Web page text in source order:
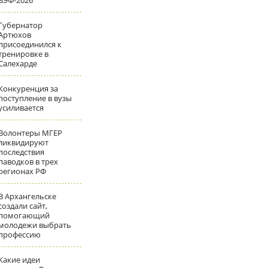
к
в
за
в вузы
МГЕР
в трех
РФ
Архангельске
сайт,
выбрать
идеи